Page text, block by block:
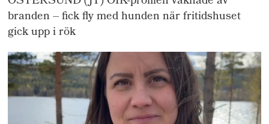
branden – fick fly med hunden när fritidshuset
gick upp i rök